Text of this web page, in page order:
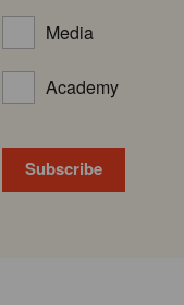
Media
Academy